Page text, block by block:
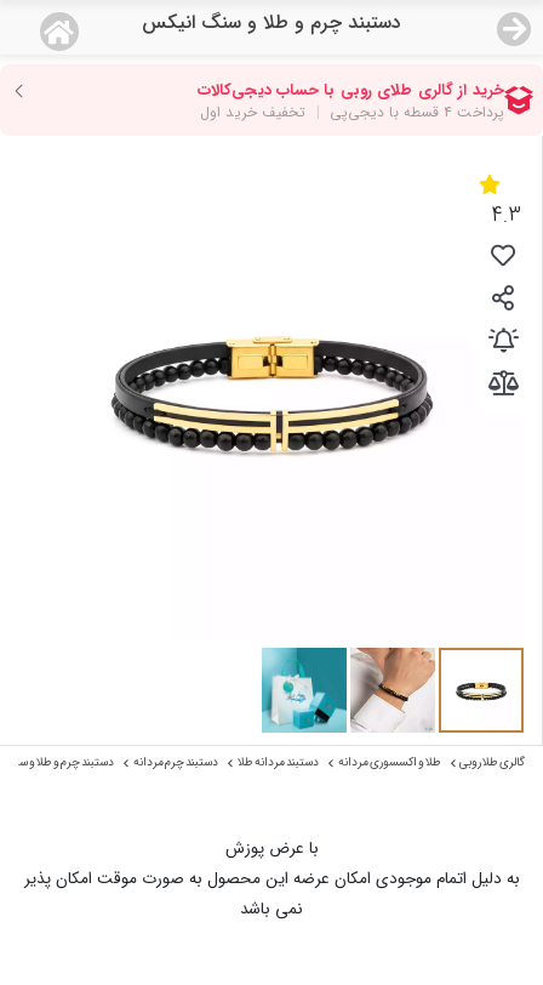
دستبند چرم و طلا و سنگ انیکس
منو
صفحه اصلی
دسته بندی محصولات
نمایندگی ها
مجله روبی
درباره ما
اعطای نمایندگی
4.3
گالری طلا روبی طلا و اکسسوری مردانه دستبند مردانه طلا دستبند چرم مردانه دستبند چرم و طلا و
با عرض پوزش
به دلیل اتمام موجودی امکان عرضه این محصول به صورت موقت امکان پذیر
نمی باشد